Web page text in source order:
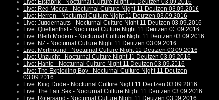
Live: Eisfabrik - Nocturnal Culture Night 11 Deutzen 03.09.2016
Live: Red Mecca - Nocturnal Culture Night 11 Deutzen 03.09.2016
Live: Herren - Nocturnal Culture Night 11 Deutzen 03.09.2016
Live: Juggernauts - Nocturnal Culture Night 11 Deutzen 03.09.2016
Live: Quellenthal - Nocturnal Culture Night 11 Deutzen 03.09.2016
Live: Bleib Modern - Nocturnal Culture Night 11 Deutzen 03.09.2016
Live: NZ - Nocturnal Culture Night 11 Deutzen 03.09.2016
Live: Morthound - Nocturnal Culture Night 11 Deutzen 03.09.2016
Live: Unzucht - Nocturnal Culture Night 11 Deutzen 03.09.2016
Live: Hante - Nocturnal Culture Night 11 Deutzen 03.09.2016
Live: The Exploding Boy - Nocturnal Culture Night 11 Deutzen
03.09.2016
Live: King Dude - Nocturnal Culture Night 11 Deutzen 03.09.2016
Live: The Fair Sex - Nocturnal Culture Night 11 Deutzen 03.09.2016
Live: Rotersand - Nocturnal Culture Night 11 Deutzen 03.09.2016